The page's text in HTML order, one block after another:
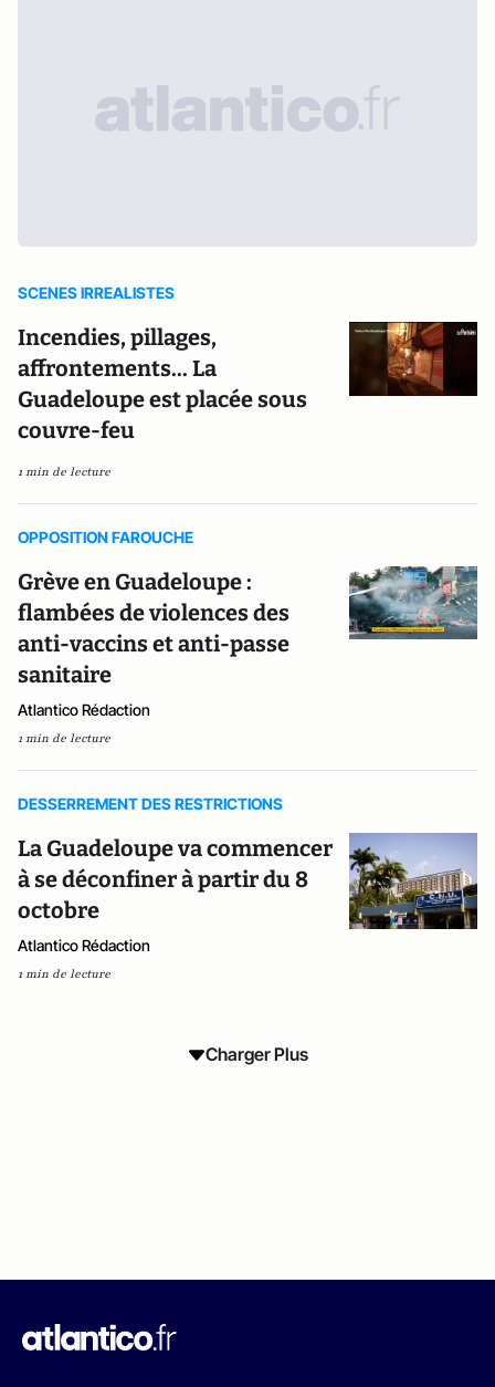
SCENES IRREALISTES
Incendies, pillages,
affrontements... La
Guadeloupe est placée sous
couvre-feu
1 min de lecture
OPPOSITION FAROUCHE
Grève en Guadeloupe :
flambées de violences des
anti-vaccins et anti-passe
sanitaire
Atlantico Rédaction
1 min de lecture
DESSERREMENT DES RESTRICTIONS
La Guadeloupe va commencer
à se déconfiner à partir du 8
octobre
Atlantico Rédaction
1 min de lecture
Charger Plus